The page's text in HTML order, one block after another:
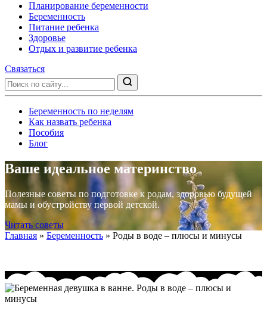
Планирование беременности
Беременность
Питание ребенка
Здоровье
Отдых и развитие ребенка
Связаться
Беременность по неделям
Как назвать ребенка
Пособия
Блог
Ваше идеальное материнство
Полезные советы по подготовке к родам, здоровью будущей
мамы и обустройству первой детской.
Читать советы
Главная » Беременность » Роды в воде – плюсы и минусы